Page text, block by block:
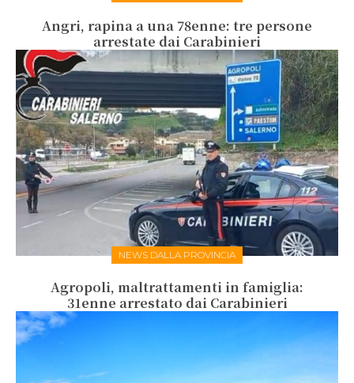
Angri, rapina a una 78enne: tre persone
arrestate dai Carabinieri
NEWS DALLA PROVINCIA
Agropoli, maltrattamenti in famiglia:
31enne arrestato dai Carabinieri